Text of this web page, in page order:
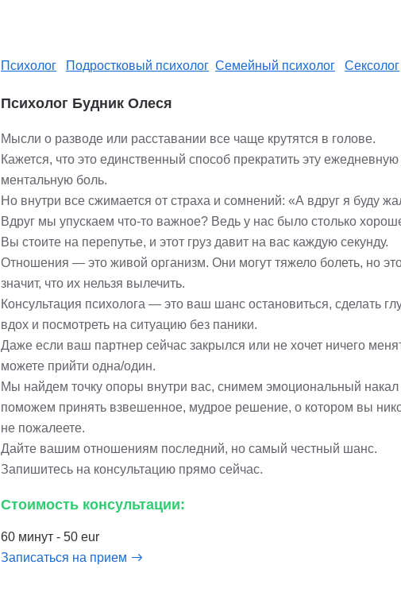
Психолог Подростковый психолог Семейный психолог Сексолог
Психолог Будник Олеся
Мысли о разводе или расставании все чаще крутятся в голове.
Кажется, что это единственный способ прекратить эту ежедневную
ментальную боль.
Но внутри все сжимается от страха и сомнений: «А вдруг я буду
Вдруг мы упускаем что-то важное? Ведь у нас было столько
Вы стоите на перепутье, и этот груз давит на вас каждую секунду.
Отношения — это живой организм. Они могут тяжело болеть, но
значит, что их нельзя вылечить.
Консультация психолога — это ваш шанс остановиться, сделать
вдох и посмотреть на ситуацию без паники.
Даже если ваш партнер сейчас закрылся или не хочет ничего
можете прийти одна/один.
Мы найдем точку опоры внутри вас, снимем эмоциональный накал
поможем принять взвешенное, мудрое решение, о котором вы
не пожалеете.
Дайте вашим отношениям последний, но самый честный шанс.
Запишитесь на консультацию прямо сейчас.
Стоимость консультации:
60 минут - 50 eur
Записаться на прием